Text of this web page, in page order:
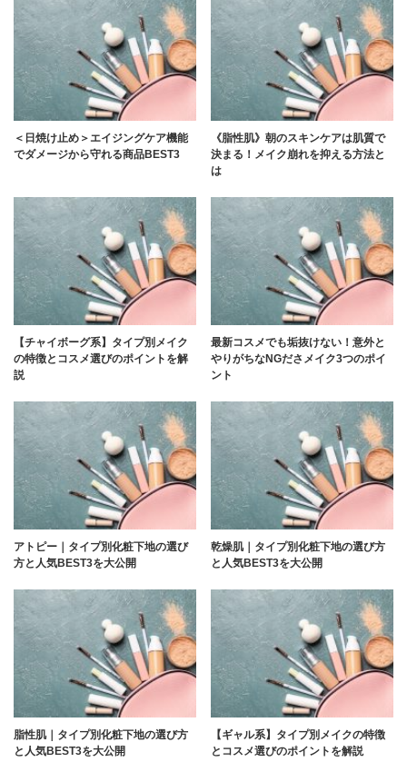
＜日焼け止め＞エイジングケア機能
でダメージから守れる商品BEST3
《脂性肌》朝のスキンケアは肌質で
決まる！メイク崩れを抑える方法と
は
【チャイボーグ系】タイプ別メイク
の特徴とコスメ選びのポイントを解
説
最新コスメでも垢抜けない！意外と
やりがちなNGださメイク3つのポイ
ント
アトピー｜タイプ別化粧下地の選び
方と人気BEST3を大公開
乾燥肌｜タイプ別化粧下地の選び方
と人気BEST3を大公開
脂性肌｜タイプ別化粧下地の選び方
と人気BEST3を大公開
【ギャル系】タイプ別メイクの特徴
とコスメ選びのポイントを解説